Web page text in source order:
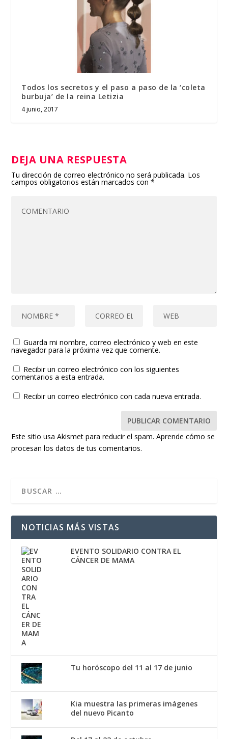
Todos los secretos y el paso a paso de la ‘coleta
burbuja’ de la reina Letizia
4 junio, 2017
DEJA UNA RESPUESTA
Tu dirección de correo electrónico no será publicada. Los
campos obligatorios están marcados con*
Guarda mi nombre, correo electrónico y web en este
navegador para la próxima vez que comente.
Recibir un correo electrónico con los siguientes
comentarios a esta entrada.
Recibir un correo electrónico con cada nueva entrada.
Este sitio usa Akismet para reducir el spam.Aprende cómo se
procesan los datos de tus comentarios.
NOTICIAS MÁS VISTAS
EVENTO SOLIDARIO CONTRA EL
CÁNCER DE MAMA
Tu horóscopo del 11 al 17 de junio
Kia muestra las primeras imágenes
del nuevo Picanto